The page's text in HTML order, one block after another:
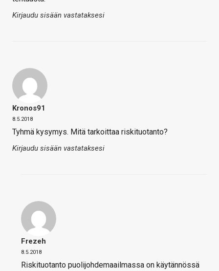
Kirjaudu sisään vastataksesi
Kronos91
8.5.2018
Tyhmä kysymys. Mitä tarkoittaa riskituotanto?
Kirjaudu sisään vastataksesi
Frezeh
8.5.2018
Riskituotanto puolijohdemaailmassa on käytännössä